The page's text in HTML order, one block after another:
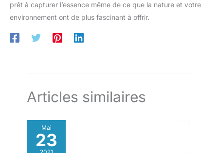
prêt à capturer l’essence même de ce que la nature et votre
environnement ont de plus fascinant à offrir.
Articles similaires
Mai
23